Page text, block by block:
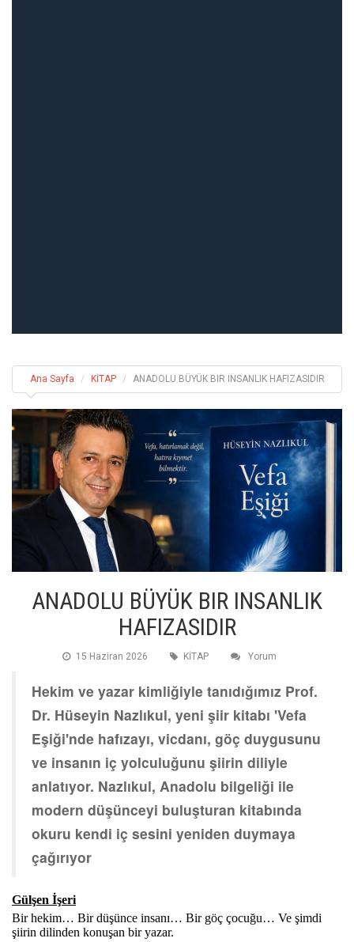
Ana Sayfa KİTAP ANADOLU BÜYÜK BIR INSANLIK HAFIZASIDIR
ANADOLU BÜYÜK BIR INSANLIK
HAFIZASIDIR
15 Haziran 2026 KİTAP Yorum
Hekim ve yazar kimliğiyle tanıdığımız Prof.
Dr. Hüseyin Nazlıkul, yeni şiir kitabı 'Vefa
Eşiği'nde hafızayı, vicdanı, göç duygusunu
ve insanın iç yolculuğunu şiirin diliyle
anlatıyor. Nazlıkul, Anadolu bilgeliği ile
modern düşünceyi buluşturan kitabında
okuru kendi iç sesini yeniden duymaya
çağırıyor
Gülşen İşeri
Bir hekim… Bir düşünce insanı… Bir göç çocuğu… Ve şimdi
şiirin dilinden konuşan bir yazar.